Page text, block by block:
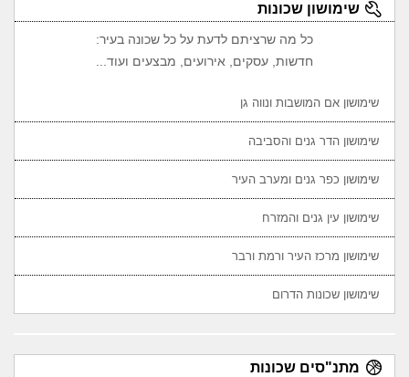
שימושון שכונות
כל מה שרציתם לדעת על כל שכונה בעיר:
חדשות, עסקים, אירועים, מבצעים ועוד...
שימושון אם המושבות ונווה גן
שימושון הדר גנים והסביבה
שימושון כפר גנים ומערב העיר
שימושון עין גנים והמזרח
שימושון מרכז העיר ורמת ורבר
שימושון שכונות הדרום
מתנ"סים שכונות